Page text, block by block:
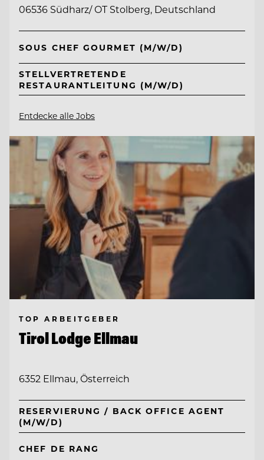
06536 Südharz/ OT Stolberg, Deutschland
SOUS CHEF GOURMET (M/W/D)
STELLVERTRETENDE
RESTAURANTLEITUNG (M/W/D)
Entdecke alle Jobs
TOP ARBEITGEBER
Tirol Lodge Ellmau
6352 Ellmau, Österreich
RESERVIERUNG / BACK OFFICE AGENT
(M/W/D)
CHEF DE RANG